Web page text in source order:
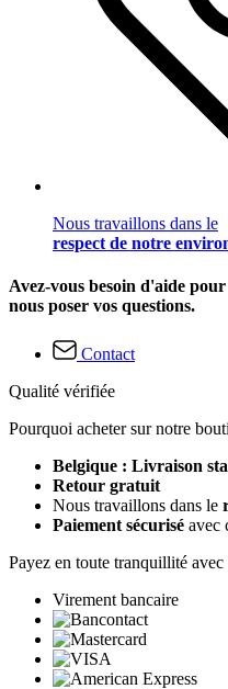
Nous travaillons dans le
respect de notre
Avez-vous besoin d'aide
nous poser vos questions.
Contact
Qualité vérifiée
Pourquoi acheter sur notre
Belgique : Livraison
Retour gratuit
Nous travaillons dans le
Paiement sécurisé avec
Payez en toute tranquillité avec
Virement bancaire